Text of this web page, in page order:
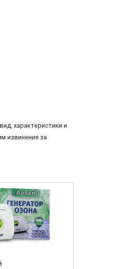
характеристики и
извинения за